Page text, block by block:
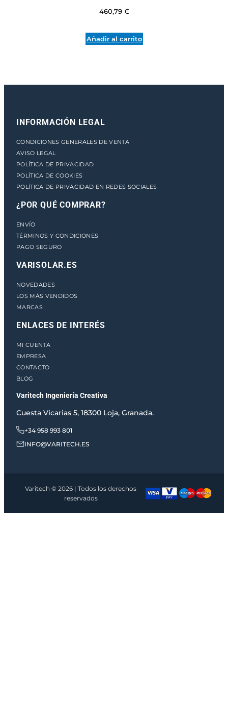
460,79 €
Añadir al carrito
INFORMACIÓN LEGAL
CONDICIONES GENERALES DE VENTA
AVISO LEGAL
POLÍTICA DE PRIVACIDAD
POLÍTICA DE COOKIES
POLÍTICA DE PRIVACIDAD EN REDES SOCIALES
¿POR QUÉ COMPRAR?
ENVÍO
TÉRMINOS Y CONDICIONES
PAGO SEGURO
VARISOLAR.ES
NOVEDADES
LOS MÁS VENDIDOS
MARCAS
ENLACES DE INTERÉS
MI CUENTA
EMPRESA
CONTACTO
BLOG
Varitech Ingeniería Creativa
Cuesta Vicarias 5, 18300 Loja, Granada.
+34 958 993 801
INFO@VARITECH.ES
Varitech © 2026 | Todos los derechos
reservados